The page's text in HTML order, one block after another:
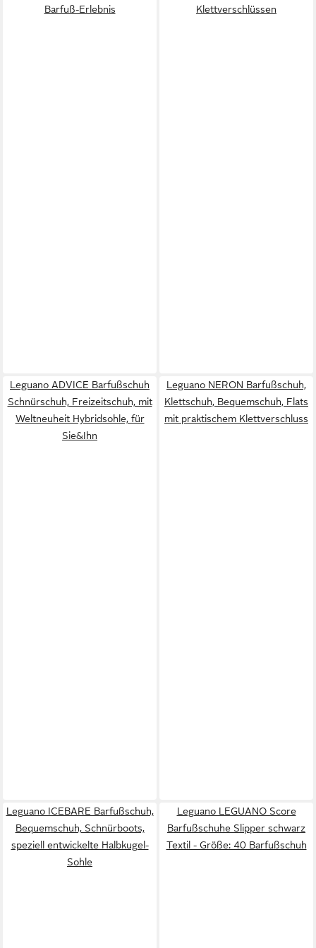
Barfuß-Erlebnis Klettverschlüssen
Leguano ADVICE Barfußschuh
Schnürschuh, Freizeitschuh, mit
Weltneuheit Hybridsohle, für
Sie&Ihn
Leguano NERON Barfußschuh,
Klettschuh, Bequemschuh, Flats
mit praktischem Klettverschluss
Leguano ICEBARE Barfußschuh,
Bequemschuh, Schnürboots,
speziell entwickelte Halbkugel-
Sohle
Leguano LEGUANO Score
Barfußschuhe Slipper schwarz
Textil - Größe: 40 Barfußschuh